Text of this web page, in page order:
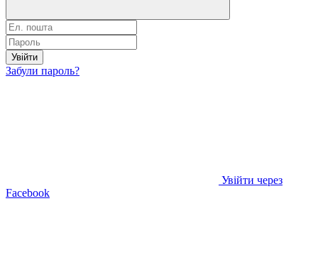
Увійти
Забули пароль?
Увійти через
Facebook